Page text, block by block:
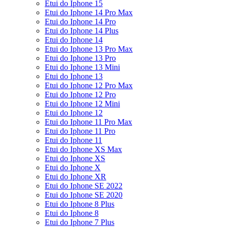
Etui do Iphone 15
Etui do Iphone 14 Pro Max
Etui do Iphone 14 Pro
Etui do Iphone 14 Plus
Etui do Iphone 14
Etui do Iphone 13 Pro Max
Etui do Iphone 13 Pro
Etui do Iphone 13 Mini
Etui do Iphone 13
Etui do Iphone 12 Pro Max
Etui do Iphone 12 Pro
Etui do Iphone 12 Mini
Etui do Iphone 12
Etui do Iphone 11 Pro Max
Etui do Iphone 11 Pro
Etui do Iphone 11
Etui do Iphone XS Max
Etui do Iphone XS
Etui do Iphone X
Etui do Iphone XR
Etui do Iphone SE 2022
Etui do Iphone SE 2020
Etui do Iphone 8 Plus
Etui do Iphone 8
Etui do Iphone 7 Plus